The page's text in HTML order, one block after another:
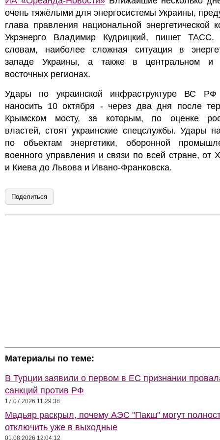
очень тяжёлыми для энергосистемы Украины,
глава правления национальной энергетической
Укрэнерго Владимир Кудрицкий, пишет
словам, наиболее сложная ситуация в
западе Украины, а также в центральном и
восточных регионах.
Удары по украинской инфраструктуре ВС РФ
наносить 10 октября - через два дня после
Крымском мосту, за которым, по оценке
властей, стоят украинские спецслужбы. Удары
по объектам энергетики, оборонной
военного управления и связи по всей стране, от
и Киева до Львова и Ивано-Франковска.
Поделиться
Материалы по теме:
В Турции заявили о первом в ЕС признании
санкций против РФ
17.07.2026 11:29:38
Мадьяр раскрыл, почему АЭС "Пакш" могут
отключить уже в выходные
01.08.2026 12:04:12